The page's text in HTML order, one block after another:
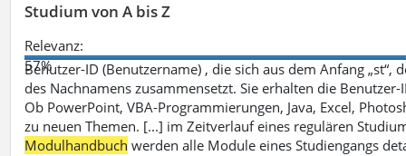
Studium von A bis Z
Relevanz:
57%
Benutzer-ID (Benutzername) , die sich aus dem Anfang „st“,
des Nachnamens zusammensetzt. Sie erhalten die
Ob PowerPoint, VBA-Programmierungen, Java, Excel,
zu neuen Themen. [...] im Zeitverlauf eines regulären
Modulhandbuch werden alle Module eines Studiengangs